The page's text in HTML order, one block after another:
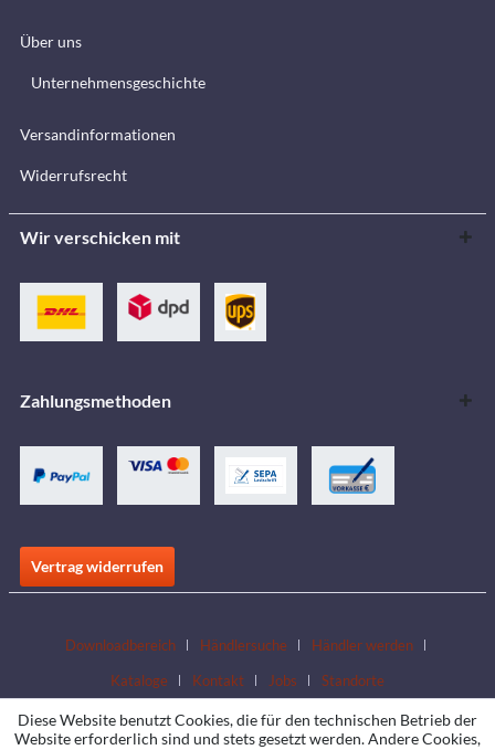
Über uns
Unternehmensgeschichte
Versandinformationen
Widerrufsrecht
Wir verschicken mit
Zahlungsmethoden
Vertrag widerrufen
Downloadbereich Händlersuche
Händler werden
Kataloge
Kontakt Jobs Standorte
Diese Website benutzt Cookies, die für den technischen Betrieb der
Website erforderlich sind und stets gesetzt werden. Andere Cookies,